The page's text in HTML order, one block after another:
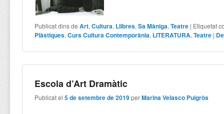
Publicat dins de Art,Cultura, Llibres,Sa Màniga,Teatre | Etiquetat
Plàstiques,Curs Cultura Contemporània, LITERATURA,Teatre |
Escola d’Art Dramàtic
Publicat el5 de setembre de 2019 perMarina Velasco Puigròs